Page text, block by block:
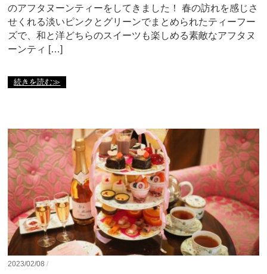
のアフタヌーンティーをしてきました！ 春の訪れを感じさ
せくれる淡いピンクとグリーンでまとめられたティーフー
ズで、和と洋どちらのスイーツも楽しめる素敵なアフタヌ
ーンティ […]
続きを読む≫
2023/02/08/